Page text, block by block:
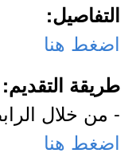
التفاصيل:
اضغط هنا
طريقة التقديم:
- من خلال
اضغط هنا